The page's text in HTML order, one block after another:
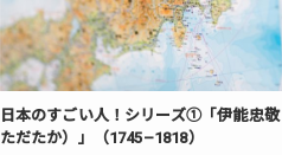
日本のすごい人！シリーズ①「伊能忠敬
ただたか）」（1745–1818）